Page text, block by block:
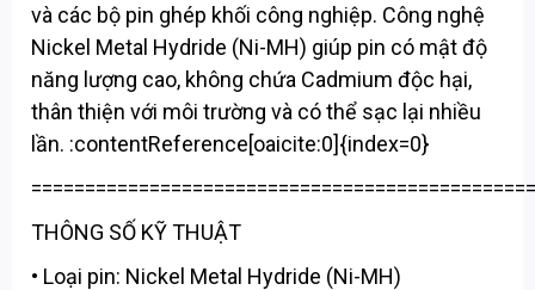
và các bộ pin ghép khối công nghiệp. Công nghệ
Nickel Metal Hydride (Ni-MH) giúp pin có mật độ
năng lượng cao, không chứa Cadmium độc hại,
thân thiện với môi trường và có thể sạc lại nhiều
lần. :contentReference[oaicite:0]{index=0}
THÔNG SỐ KỸ THUẬT
• Loại pin: Nickel Metal Hydride (Ni-MH)